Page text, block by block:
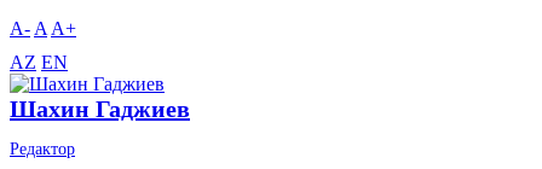
A- A A+
AZ EN
Шахин Гаджиев
Редактор